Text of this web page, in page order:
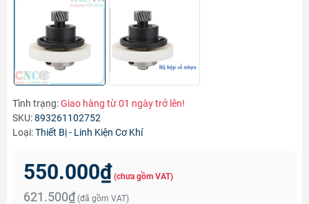
Tình trạng:Giao hàng từ 01 ngày trở lên!
SKU:893261102752
Loại:Thiết Bị - Linh Kiện Cơ Khí
550.000₫ (chưa gồm VAT)
621.500₫ (đã gồm VAT)